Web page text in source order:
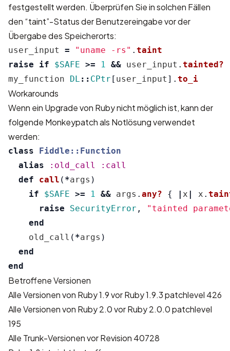
festgestellt werden. Überprüfen Sie in solchen Fällen
den “taint”-Status der Benutzereingabe vor der
Übergabe des Speicherorts:
user_input = "uname -rs" . taint
raise
if $SAFE >= 1 && user_input . tainted?
my_function
DL :: CPtr [ user_input ]. to_i
Workarounds
Wenn ein Upgrade von Ruby nicht möglich ist, kann der
folgende Monkeypatch als Notlösung verwendet
werden:
class
Fiddle::Function
alias
:old_call
:call
def
call ( *args )
if
$SAFE >= 1 && args . any? { | x | x .
raise
SecurityError ,
"tainted
end
old_call ( *args )
end
end
Betroffene Versionen
Alle Versionen von Ruby 1.9 vor Ruby 1.9.3 patchlevel 426
Alle Versionen von Ruby 2.0 vor Ruby 2.0.0 patchlevel
195
Alle Trunk-Versionen vor Revision 40728